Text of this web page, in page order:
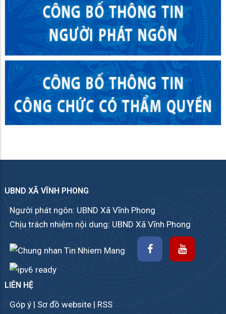
UBND XÃ VĨNH PHONG
Người phát ngôn: UBND Xã Vĩnh Phong
Chịu trách nhiệm nội dung: UBND Xã Vĩnh Phong
LIÊN HỆ
Góp ý | Sơ đồ website | RSS